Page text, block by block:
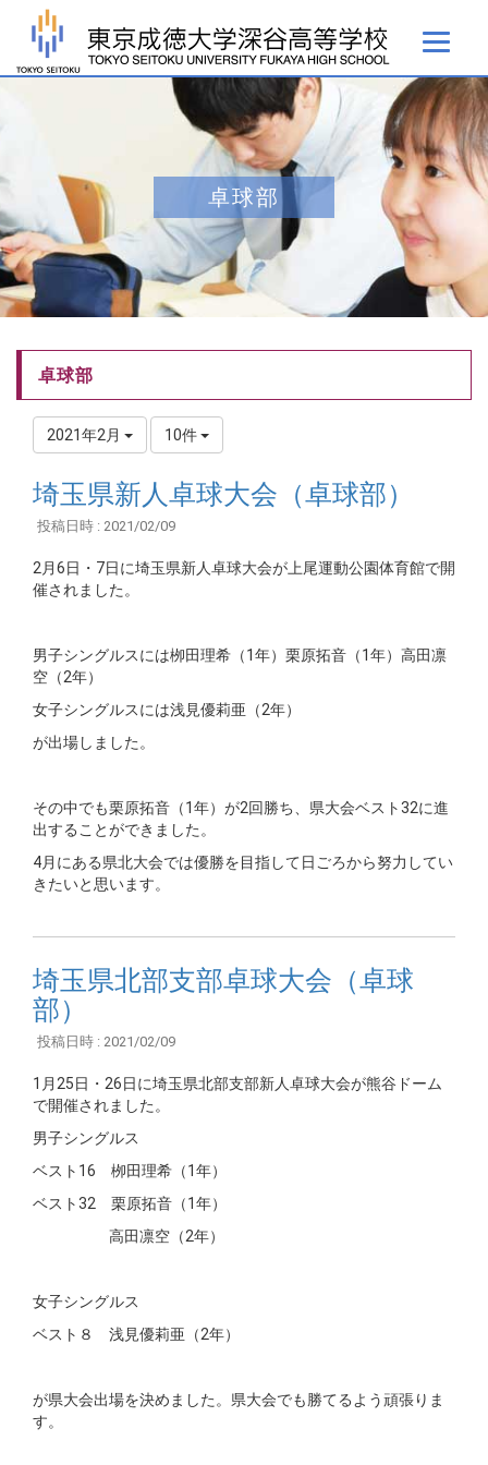
卓球部
卓球部
2021年2月 10件
埼玉県新人卓球大会（卓球部）
投稿日時 : 2021/02/09
2月6日・7日に埼玉県新人卓球大会が上尾運動公園体育館で開
催されました。
男子シングルスには栁田理希（1年）栗原拓音（1年）高田凛
空（2年）
女子シングルスには浅見優莉亜（2年）
が出場しました。
その中でも栗原拓音（1年）が2回勝ち、県大会ベスト32に進
出することができました。
4月にある県北大会では優勝を目指して日ごろから努力してい
きたいと思います。
埼玉県北部支部卓球大会（卓球
部）
投稿日時 : 2021/02/09
1月25日・26日に埼玉県北部支部新人卓球大会が熊谷ドーム
で開催されました。
男子シングルス
ベスト16 栁田理希（1年）
ベスト32 栗原拓音（1年）
高田凛空（2年）
女子シングルス
ベスト８ 浅見優莉亜（2年）
が県大会出場を決めました。県大会でも勝てるよう頑張りま
す。